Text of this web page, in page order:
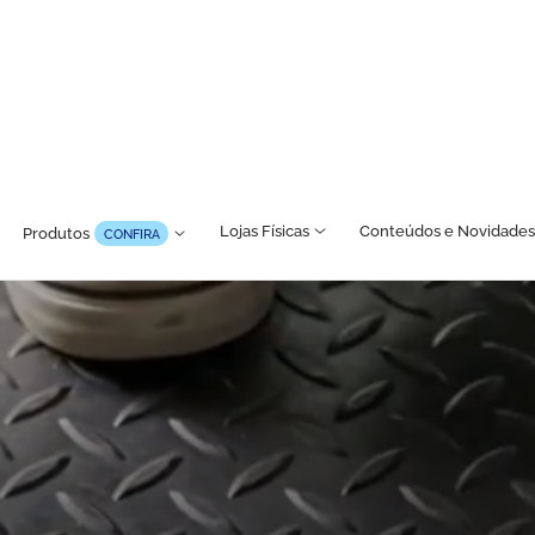
Produtos CONFIRA Lojas Físicas Conteúdos e Novidades